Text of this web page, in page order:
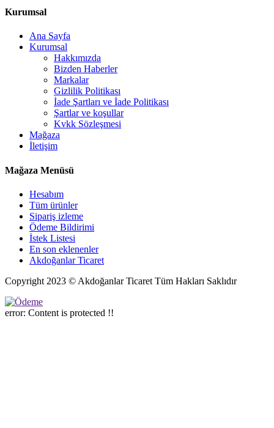
Kurumsal
Ana Sayfa
Kurumsal
Hakkımızda
Bizden Haberler
Markalar
Gizlilik Politikası
İade Şartları ve İade Politikası
Şartlar ve koşullar
Kvkk Sözleşmesi
Mağaza
İletişim
Mağaza Menüsü
Hesabım
Tüm ürünler
Sipariş izleme
Ödeme Bildirimi
İstek Listesi
En son eklenenler
Akdoğanlar Ticaret
Copyright 2023 © Akdoğanlar Ticaret Tüm Hakları Saklıdır
error: Content is protected !!